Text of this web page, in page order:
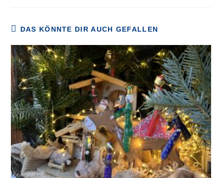
DAS KÖNNTE DIR AUCH GEFALLEN